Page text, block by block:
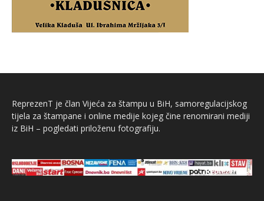
ReprezenT je član Vijeća za štampu u BiH, samoregulacijskog
tijela za štampane i online medije kojeg čine renomirani mediji
iz BiH – pogledati priloženu fotografiju.